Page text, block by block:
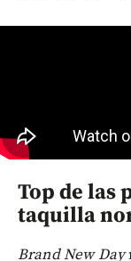
Top de las
taquilla
Brand New Day